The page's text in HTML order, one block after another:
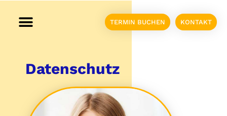
TERMIN BUCHEN KONTAKT
Datenschutz